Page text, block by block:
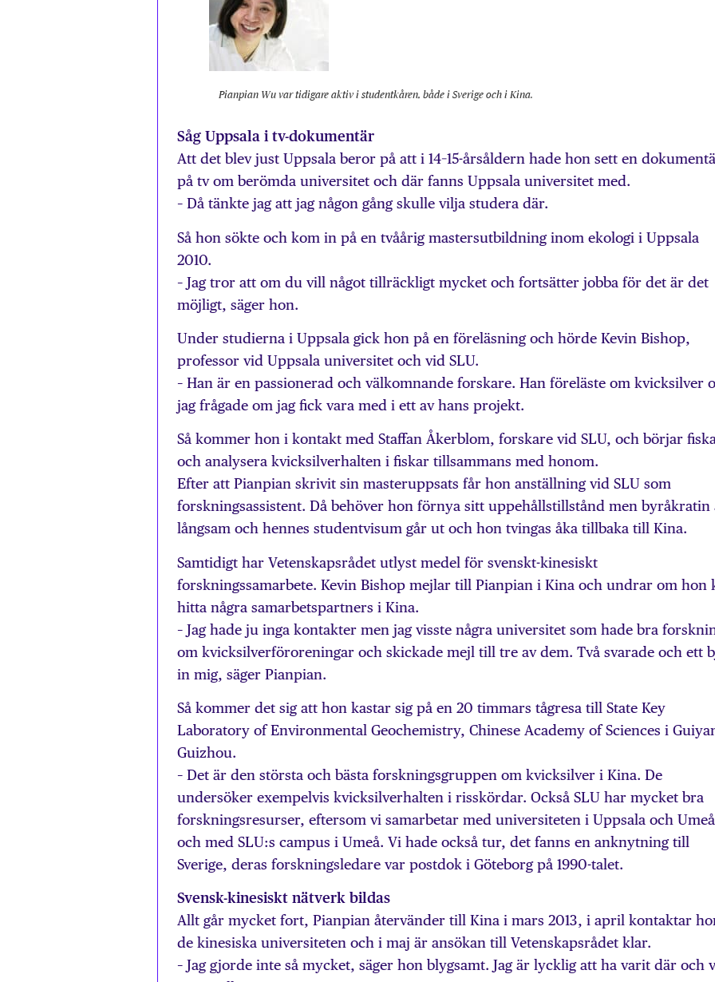
Pianpian Wu var tidigare aktiv i studentkåren, både i Sverige och i Kina.
Såg Uppsala i tv-dokumentär
Att det blev just Uppsala beror på att i 14–15-årsåldern hade hon sett en
på tv om berömda universitet och där fanns Uppsala universitet med.
– Då tänkte jag att jag någon gång skulle vilja studera där.
Så hon sökte och kom in på en tvåårig mastersutbildning inom ekologi i Uppsala
2010.
– Jag tror att om du vill något tillräckligt mycket och fortsätter jobba för det är det
möjligt, säger hon.
Under studierna i Uppsala gick hon på en föreläsning och hörde Kevin Bishop,
professor vid Uppsala universitet och vid SLU.
– Han är en passionerad och välkomnande forskare. Han föreläste om kvicksilver
jag frågade om jag fick vara med i ett av hans projekt.
Så kommer hon i kontakt med Staffan Åkerblom, forskare vid SLU, och börjar
och analysera kvicksilverhalten i fiskar tillsammans med honom.
Efter att Pianpian skrivit sin master­uppsats får hon anställning vid SLU som
forskningsassistent. Då behöver hon förnya sitt uppehållstillstånd men byråkratin
långsam och hennes studentvisum går ut och hon tvingas åka tillbaka till Kina.
Samtidigt har Vetenskapsrådet utlyst medel för svenskt-kinesiskt
forskningssamarbete. Kevin Bishop mejlar till Pianpian i Kina och undrar om hon
hitta några samarbetspartners i Kina.
– Jag hade ju inga kontakter men jag visste några universitet som hade bra
om kvicksilverföroreningar och skickade mejl till tre av dem. Två svarade och ett
in mig, säger Pianpian.
Så kommer det sig att hon kastar sig på en 20 timmars tågresa till State Key
Laboratory of Environmental Geochemistry, Chinese Academy of Sciences i
Guizhou.
– Det är den största och bästa forskningsgruppen om kvicksilver i Kina. De
undersöker exempelvis kvicksilverhalten i risskördar. Också SLU har mycket bra
forskningsresurser, eftersom vi samarbetar med universiteten i Uppsala och Umeå
och med SLU:s campus i Umeå. Vi hade också tur, det fanns en anknytning till
Sverige, deras forskningsledare var postdok i Göteborg på 1990-talet.
Svensk-kinesiskt nätverk bildas
Allt går mycket fort, Pianpian återvänder till Kina i mars 2013, i april kontaktar
de kinesiska universiteten och i maj är ansökan till Vetenskapsrådet klar.
– Jag gjorde inte så mycket, säger hon blygsamt. Jag är lycklig att ha varit där och